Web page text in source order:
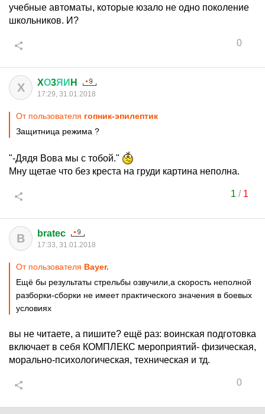
учебные автоматы, которые юзало не одно поколение
школьников. И?
0
X XО3ЯИ H
17:29, 31.01.2018
От пользователя гопник-эпилептик
Защитница режима ?
"-Дядя Вова мы с тобой."
Мну щетае что без креста на груди картина неполна.
1 / 1
B bratec
17:33, 31.01.2018
От пользователя Bayer.
Ещё бы результаты стрельбы озвучили,а скорость неполной
разборки-сборки не имеет практического значения в боевых
условиях
вы не читаете, а пишите? ещё раз: воинская подготовка
включает в себя КОМПЛЕКС мероприятий- физическая,
морально-психологическая, техническая и тд.
0